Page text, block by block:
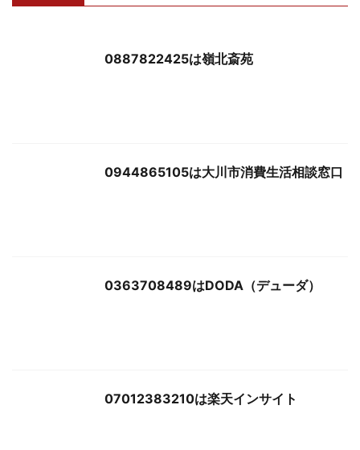
0887822425は嶺北斎苑
0944865105は大川市消費生活相談窓口
0363708489はDODA（デューダ）
07012383210は楽天インサイト